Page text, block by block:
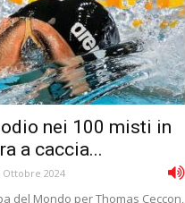
nei 100 misti in
a caccia...
Ottobre 2024
del Mondo per Thomas Ceccon,